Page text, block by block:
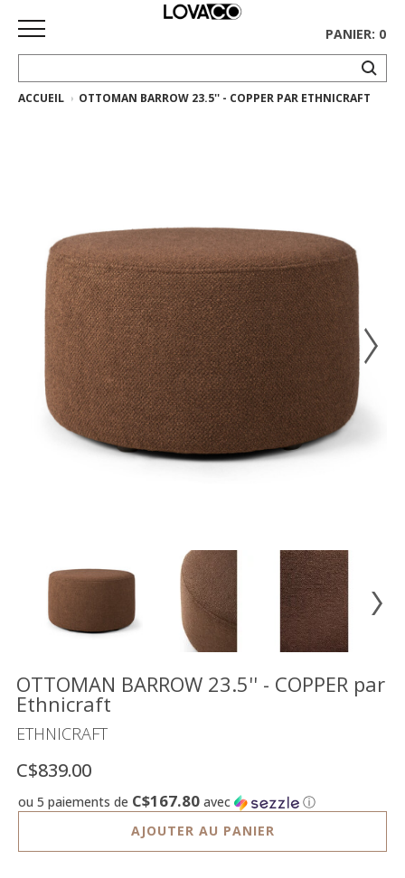
ACCUEIL
Collection
Ethnicraft
Collection
Gus*
Tapis
Vente
démonstrateurs
SOUHAITS
US
PANIER: 0
ACCUEIL OTTOMAN BARROW 23.5'' - COPPER PAR ETHNICRAFT
OTTOMAN BARROW 23.5'' - COPPER par
Ethnicraft
ETHNICRAFT
C$839.00
ou 5 paiements de C$167.80 avec
ⓘ
AJOUTER AU PANIER